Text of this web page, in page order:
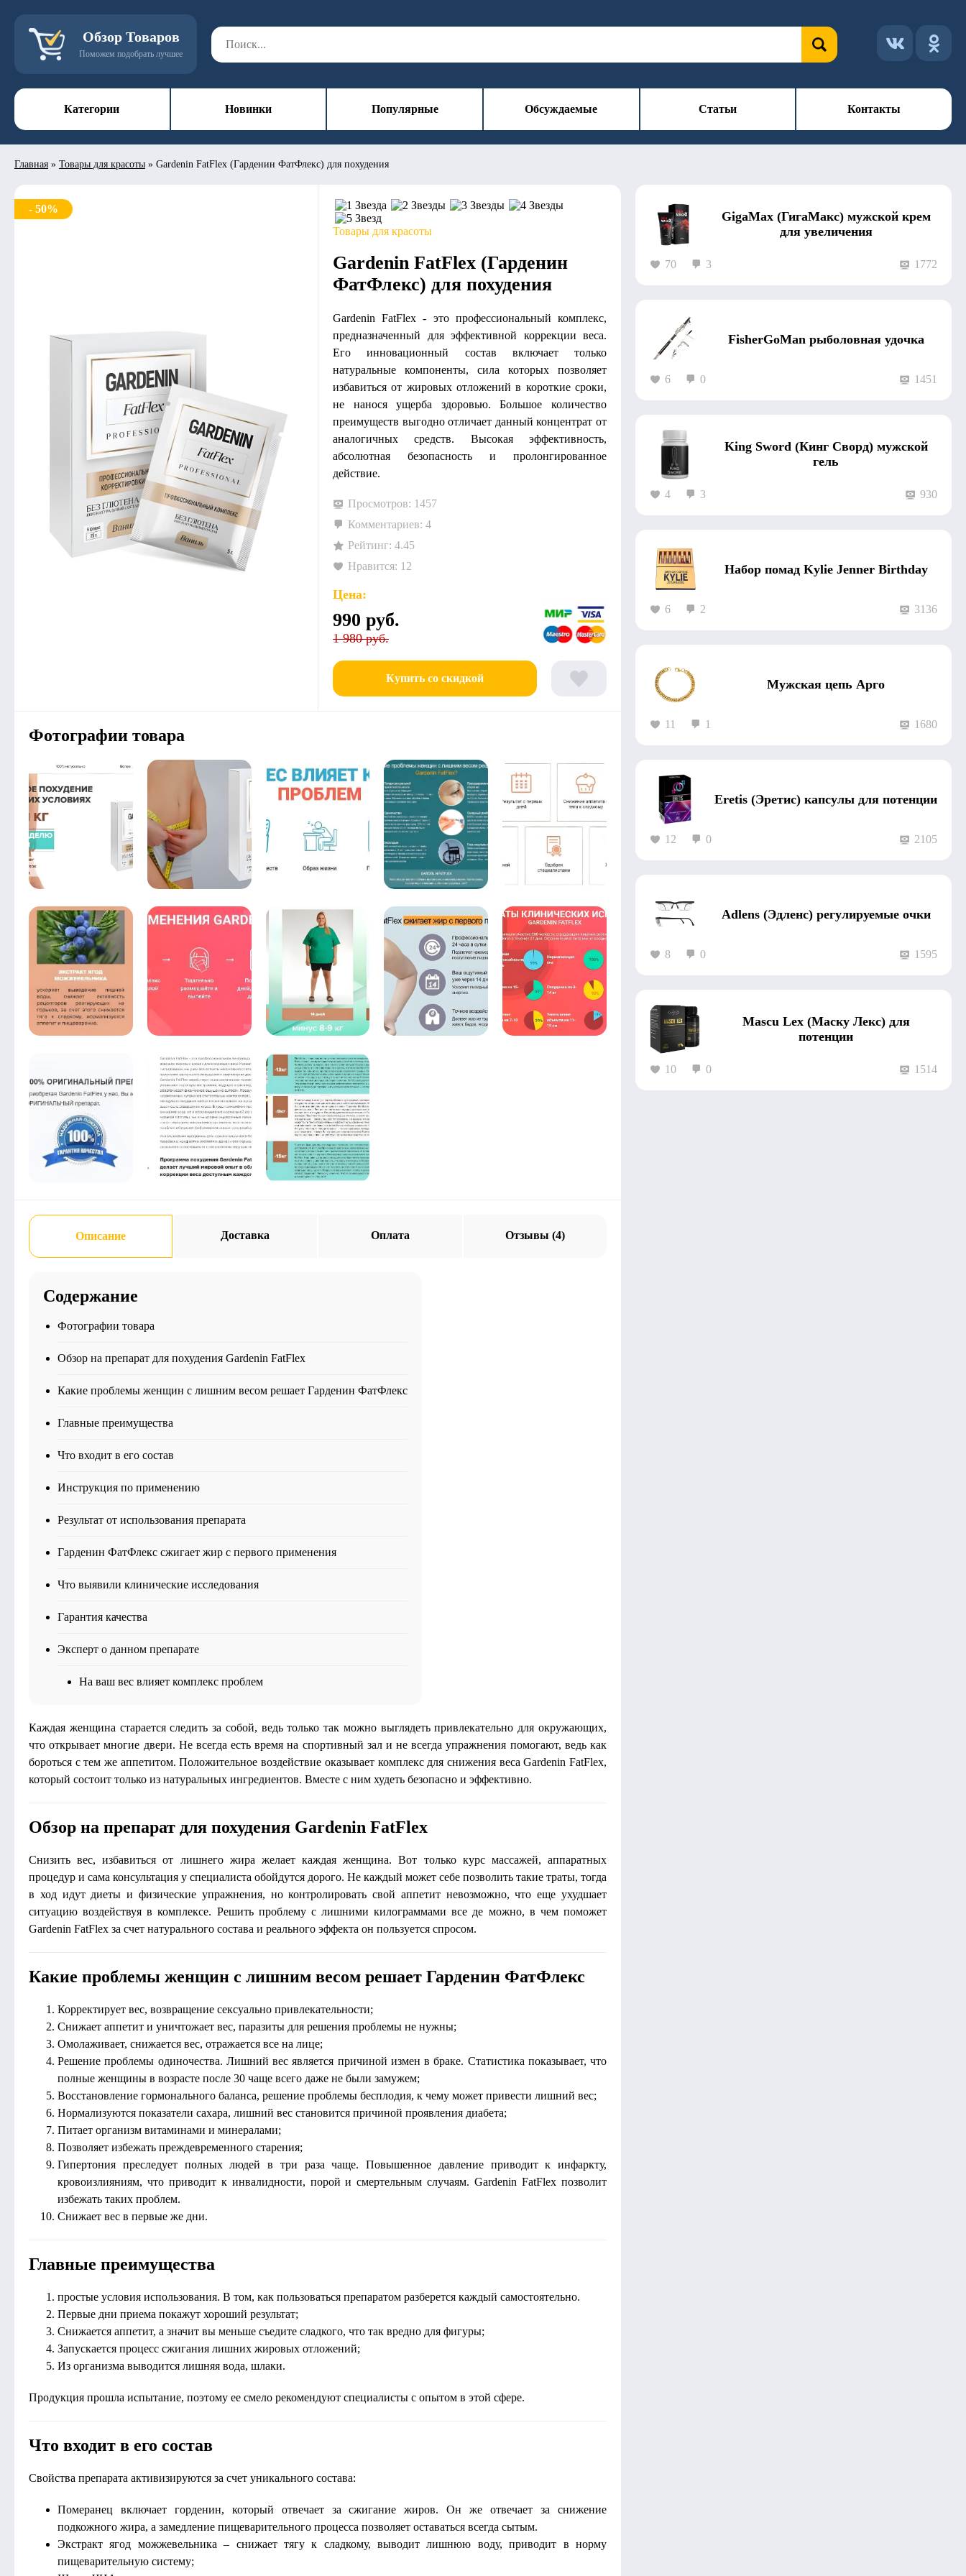
Обзор Товаров
Поможем подобрать лучшее
Категории Новинки Популярные Обсуждаемые Статьи Контакты
Главная » Товары для красоты » Gardenin FatFlex (Гарденин ФатФлекс) для похудения
GigaMax (ГигаМакс) мужской крем
для увеличения
70 3 1772
FisherGoMan рыболовная удочка
6 0 1451
King Sword (Кинг Сворд) мужской
гель
4 3 930
Набор помад Kylie Jenner Birthday
6 2 3136
Мужская цепь Арго
11 1 1680
Eretis (Эретис) капсулы для потенции
12 0 2105
Adlens (Эдленс) регулируемые очки
8 0 1595
Mascu Lex (Маску Лекс) для
потенции
10 0 1514
- 50%
Товары для красоты
Gardenin FatFlex (Гарденин
ФатФлекс) для похудения
Gardenin FatFlex - это профессиональный комплекс,
предназначенный для эффективной коррекции веса.
Его инновационный состав включает только
натуральные компоненты, сила которых позволяет
избавиться от жировых отложений в короткие сроки,
не нанося ущерба здоровью. Большое количество
преимуществ выгодно отличает данный концентрат от
аналогичных средств. Высокая эффективность,
абсолютная безопасность и пролонгированное
действие.
Просмотров: 1457
Комментариев: 4
Рейтинг: 4.45
Нравится: 12
Цена:
990 руб.
1 980 руб.
Купить со скидкой
Фотографии товара
Описание Доставка Оплата Отзывы (4)
Содержание
Фотографии товара
Обзор на препарат для похудения Gardenin FatFlex
Какие проблемы женщин с лишним весом решает Гарденин ФатФлекс
Главные преимущества
Что входит в его состав
Инструкция по применению
Результат от использования препарата
Гарденин ФатФлекс сжигает жир с первого применения
Что выявили клинические исследования
Гарантия качества
Эксперт о данном препарате
На ваш вес влияет комплекс проблем
Каждая женщина старается следить за собой, ведь только так можно выглядеть привлекательно для окружающих,
что открывает многие двери. Не всегда есть время на спортивный зал и не всегда упражнения помогают, ведь как
бороться с тем же аппетитом. Положительное воздействие оказывает комплекс для снижения веса Gardenin FatFlex,
который состоит только из натуральных ингредиентов. Вместе с ним худеть безопасно и эффективно.
Обзор на препарат для похудения Gardenin FatFlex
Снизить вес, избавиться от лишнего жира желает каждая женщина. Вот только курс массажей, аппаратных
процедур и сама консультация у специалиста обойдутся дорого. Не каждый может себе позволить такие траты, тогда
в ход идут диеты и физические упражнения, но контролировать свой аппетит невозможно, что еще ухудшает
ситуацию воздействуя в комплексе. Решить проблему с лишними килограммами все де можно, в чем поможет
Gardenin FatFlex за счет натурального состава и реального эффекта он пользуется спросом.
Какие проблемы женщин с лишним весом решает Гарденин ФатФлекс
Корректирует вес, возвращение сексуально привлекательности;
Снижает аппетит и уничтожает вес, паразиты для решения проблемы не нужны;
Омолаживает, снижается вес, отражается все на лице;
Решение проблемы одиночества. Лишний вес является причиной измен в браке. Статистика показывает, что
полные женщины в возрасте после 30 чаще всего даже не были замужем;
Восстановление гормонального баланса, решение проблемы бесплодия, к чему может привести лишний вес;
Нормализуются показатели сахара, лишний вес становится причиной проявления диабета;
Питает организм витаминами и минералами;
Позволяет избежать преждевременного старения;
Гипертония преследует полных людей в три раза чаще. Повышенное давление приводит к инфаркту,
кровоизлияниям, что приводит к инвалидности, порой и смертельным случаям. Gardenin FatFlex позволит
избежать таких проблем.
Снижает вес в первые же дни.
Главные преимущества
простые условия использования. В том, как пользоваться препаратом разберется каждый самостоятельно.
Первые дни приема покажут хороший результат;
Снижается аппетит, а значит вы меньше съедите сладкого, что так вредно для фигуры;
Запускается процесс сжигания лишних жировых отложений;
Из организма выводится лишняя вода, шлаки.
Продукция прошла испытание, поэтому ее смело рекомендуют специалисты с опытом в этой сфере.
Что входит в его состав
Свойства препарата активизируются за счет уникального состава:
Померанец включает горденин, который отвечает за сжигание жиров. Он же отвечает за снижение
подкожного жира, а замедление пищеварительного процесса позволяет оставаться всегда сытым.
Экстракт ягод можжевельника – снижает тягу к сладкому, выводит лишнюю воду, приводит в норму
пищеварительную систему;